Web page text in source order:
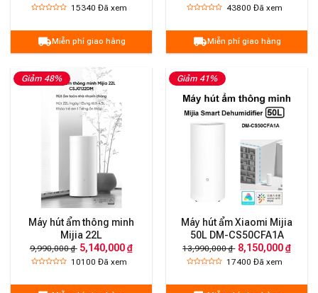
15340Đã xem
Miễn phí giao hàng
43800Đã xem
Miễn phí giao hàng
Giảm 48%
Máy hút ẩm thông minh
Mijia 22L
9,990,000 ₫ 5,140,000 ₫
10100Đã xem
Giảm 41%
Máy hút ẩm Xiaomi Mijia
50L DM-CS50CFA1A
13,990,000 ₫ 8,150,000 ₫
17400Đã xem